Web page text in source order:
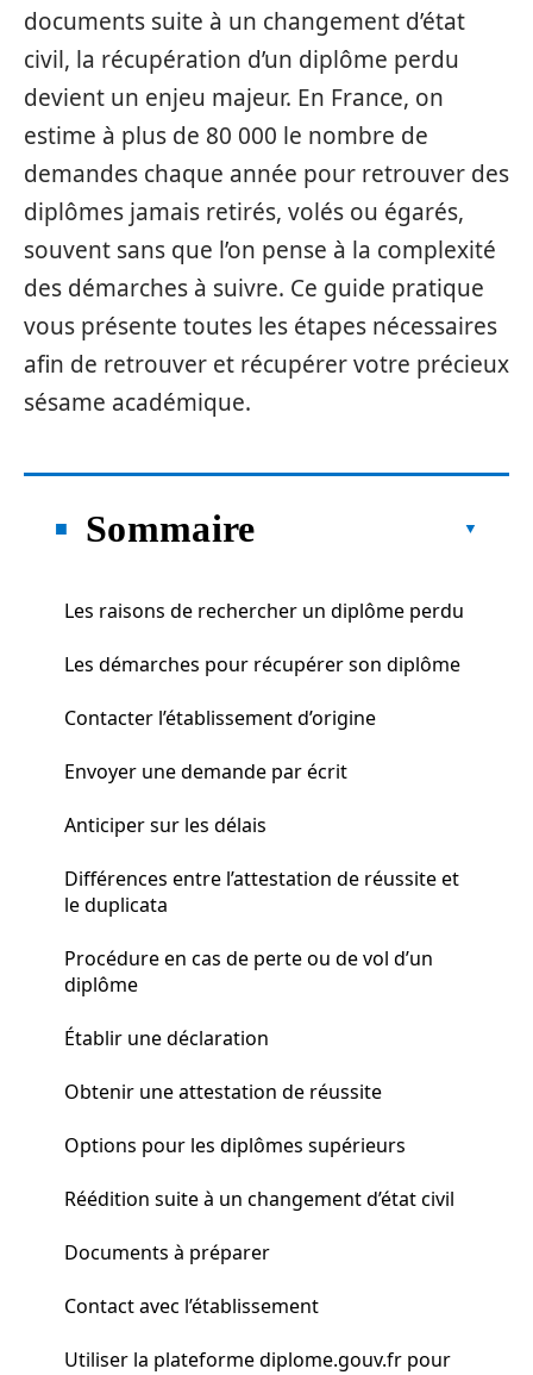
documents suite à un changement d’état
civil, la récupération d’un diplôme perdu
devient un enjeu majeur. En France, on
estime à plus de 80 000 le nombre de
demandes chaque année pour retrouver des
diplômes jamais retirés, volés ou égarés,
souvent sans que l’on pense à la complexité
des démarches à suivre. Ce guide pratique
vous présente toutes les étapes nécessaires
afin de retrouver et récupérer votre précieux
sésame académique.
Sommaire
Les raisons de rechercher un diplôme perdu
Les démarches pour récupérer son diplôme
Contacter l’établissement d’origine
Envoyer une demande par écrit
Anticiper sur les délais
Différences entre l’attestation de réussite et
le duplicata
Procédure en cas de perte ou de vol d’un
diplôme
Établir une déclaration
Obtenir une attestation de réussite
Options pour les diplômes supérieurs
Réédition suite à un changement d’état civil
Documents à préparer
Contact avec l’établissement
Utiliser la plateforme diplome.gouv.fr pour